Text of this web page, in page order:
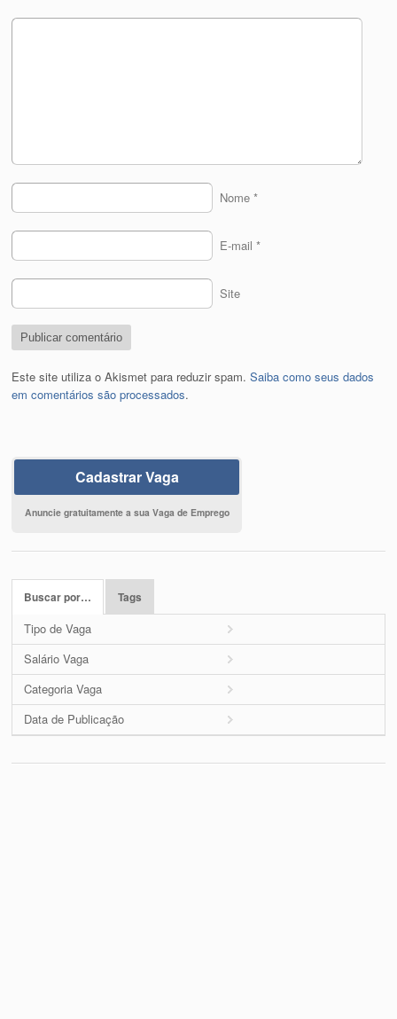
Nome *
E-mail *
Site
Este site utiliza o Akismet para reduzir spam.Saiba como seus dados
em comentários são processados.
Cadastrar Vaga
Anuncie gratuitamente a sua Vaga de Emprego
Buscar por… Tags
Tipo de Vaga
Salário Vaga
Categoria Vaga
Data de Publicação